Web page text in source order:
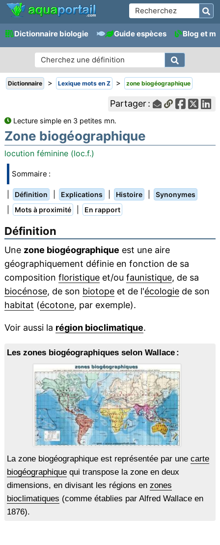
Dictionnaire biologie Guide espèces Blog et
Dictionnaire > Lexique mots en Z > zone biogéographique
Partager :
Lecture simple en 3 petites mn.
Zone biogéographique
locution féminine (loc.f.)
Sommaire :
Définition Explications Histoire Synonymes
Mots à proximité En rapport
Définition
Une zone biogéographique est une aire
géographiquement définie en fonction de sa
composition floristiqueet/ou faunistique, de sa
biocénose, de son biotopeet de l'écologiede son
habitat (écotone, par exemple).
Voir aussi la région bioclimatique.
Les zones biogéographiques selon Wallace :
La zone biogéographique est représentée par une carte
biogéographiquequi transpose la zone en deux
dimensions, en divisant les régions en zones
bioclimatiques (comme établies par Alfred Wallace en
1876).